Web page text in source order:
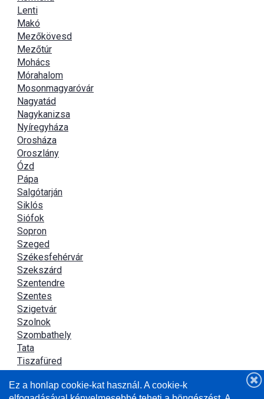
Lenti
Makó
Mezőkövesd
Mezőtúr
Mohács
Mórahalom
Mosonmagyaróvár
Nagyatád
Nagykanizsa
Nyíregyháza
Orosháza
Oroszlány
Ózd
Pápa
Salgótarján
Siklós
Siófok
Sopron
Szeged
Székesfehérvár
Szekszárd
Szentendre
Szentes
Szigetvár
Szolnok
Szombathely
Tata
Tiszafüred
Újszász
Ez a honlap cookie-kat használ. A cookie-k